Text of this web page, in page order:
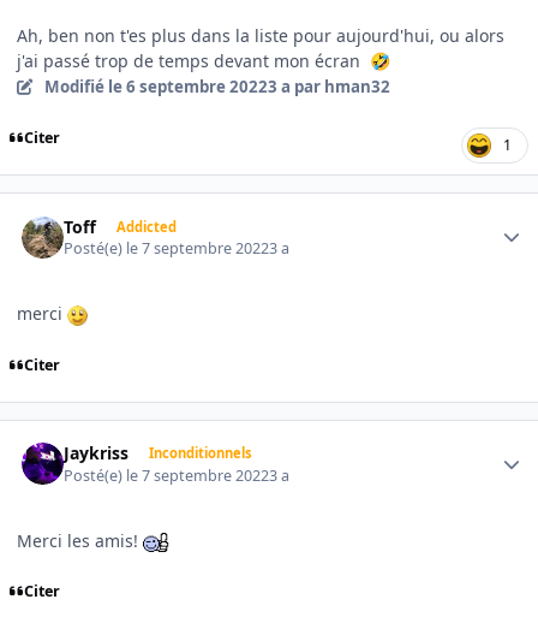
Ah, ben non t'es plus dans la liste pour aujourd'hui, ou alors
j'ai passé trop de temps devant mon écran
🤣
Modifié le 6 septembre 20223 a par hman32
Citer 1
Toff Addicted
Posté(e) le 7 septembre 20223 a
merci
Citer
Jaykriss Inconditionnels
Posté(e) le 7 septembre 20223 a
Merci les amis!
Citer